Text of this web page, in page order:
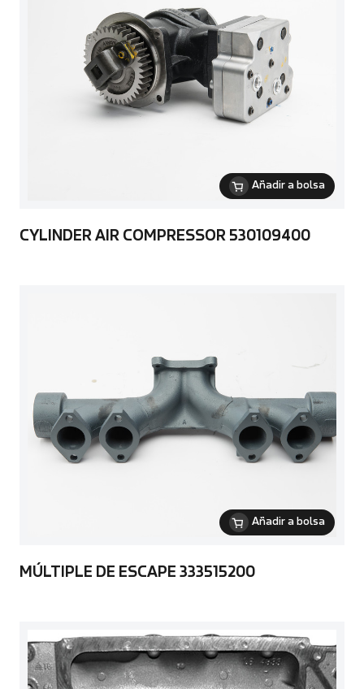
Añadir a bolsa
CYLINDER AIR COMPRESSOR 530109400
Añadir a bolsa
MÚLTIPLE DE ESCAPE 333515200